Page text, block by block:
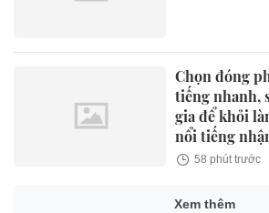
Chọn đóng
tiếng nhanh,
gia để khỏi
nổi tiếng
58 phút trước
Xem thêm